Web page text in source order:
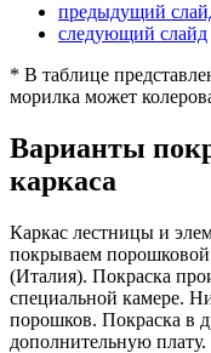
предыдущий
следующий слайд
* В таблице
морилка может
Варианты
каркаса
Каркас лестницы и
покрываем
(Италия). Покраска
специальной камере.
порошков. Покраска в
дополнительную плату.